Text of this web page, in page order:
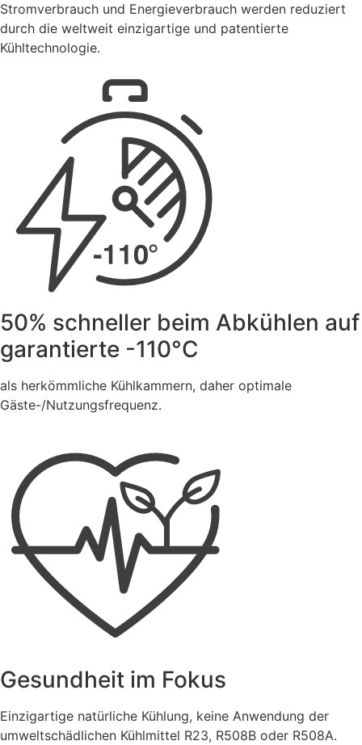
Stromverbrauch und Energieverbrauch werden reduziert
durch die weltweit einzigartige und patentierte
Kühltechnologie.
50% schneller beim Abkühlen auf
garantierte -110°C
als herkömmliche Kühlkammern, daher optimale
Gäste-/Nutzungsfrequenz.
Gesundheit im Fokus
Einzigartige natürliche Kühlung, keine Anwendung der
umweltschädlichen Kühlmittel R23, R508B oder R508A.